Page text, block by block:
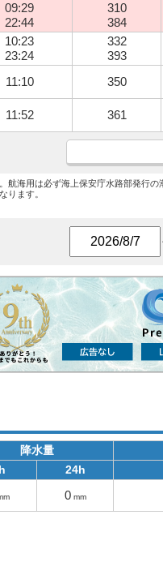
09:29
22:44
310
384
10:23
23:24
332
393
11:10 350
11:52 361
海用は必ず海上保安庁水路部発行の
ります。
降水量
24h
0 mm